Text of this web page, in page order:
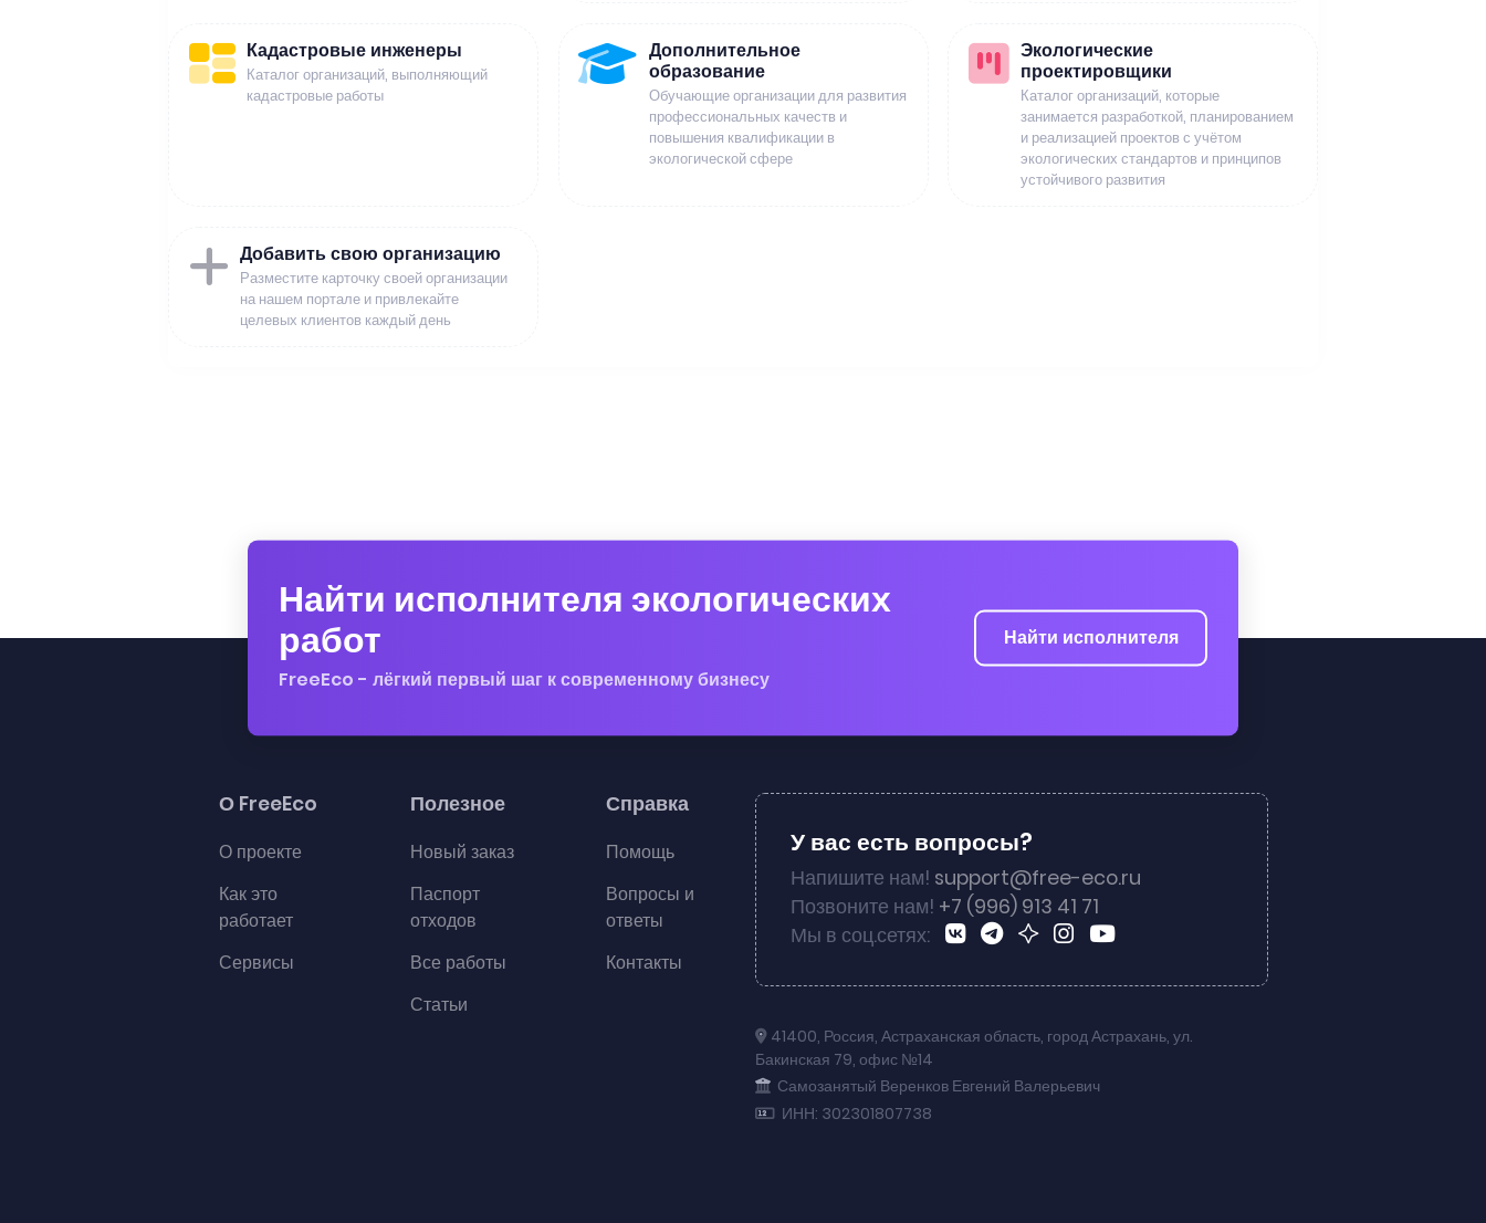
Кадастровые инженеры
Каталог организаций, выполняющий
кадастровые работы
Дополнительное
образование
Обучающие организации для развития
профессиональных качеств и
повышения квалификации в
экологической сфере
Экологические
проектировщики
Каталог организаций, которые
занимается разработкой, планированием
и реализацией проектов с учётом
экологических стандартов и принципов
устойчивого развития
Добавить свою организацию
Разместите карточку своей организации
на нашем портале и привлекайте
целевых клиентов каждый день
Найти исполнителя экологических
работ
FreeEco - лёгкий первый шаг к современному бизнесу
Найти исполнителя
О FreeEco
О проекте
Как это
работает
Сервисы
Полезное
Новый заказ
Паспорт
отходов
Все работы
Статьи
Справка
Помощь
Вопросы и
ответы
Контакты
У вас есть вопросы?
Напишите нам! support@free-eco.ru
Позвоните нам! +7 (996) 913 41 71
Мы в соц.сетях:
41400, Россия, Астраханская область, город Астрахань, ул.
Бакинская 79, офис №14
Самозанятый Веренков Евгений Валерьевич
ИНН: 302301807738